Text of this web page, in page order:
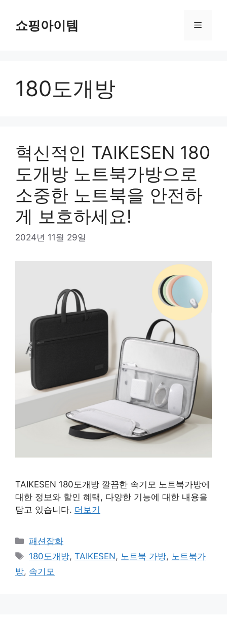
쇼핑아이템 메
180도개방
혁신적인 TAIKESEN 180
도개방 노트북가방으로
소중한 노트북을 안전하
게 보호하세요!
2024년 11월 29일
TAIKESEN 180도개방 깔끔한 속기모 노트북가방에
대한 정보와 할인 혜택, 다양한 기능에 대한 내용을
담고 있습니다. 더보기
카
테
리
패션잡화
태
그
180도개방,TAIKESEN, 노트북 가방, 노트북가
방, 속기모